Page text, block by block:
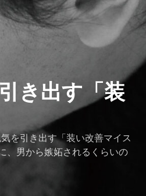
き出す「装
を引き出す「装い改善マイス
、男から嫉妬されるくらいの